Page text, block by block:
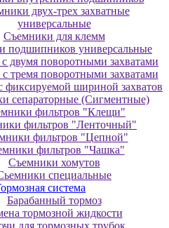
двух-трех захватные
универсальные
Съемники для клемм
подшипников универсальные
двумя поворотными захватами
тремя поворотными захватами
фиксируемой шириной захватов
сепараторные (Сигментные)
фильтров "Клещи"
фильтров "Ленточный"
фильтров "Цепной"
фильтров "Чашка"
Съемники хомутов
специальные
система
Барабанный тормоз
тормозной жидкости
для тормозных трубок